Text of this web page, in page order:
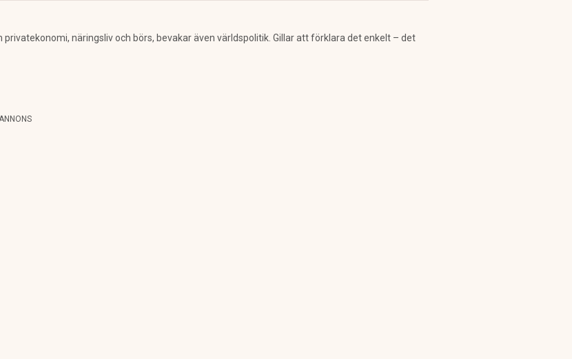
näringsliv och börs, bevakar även världspolitik. Gillar att förklara det enkelt – det